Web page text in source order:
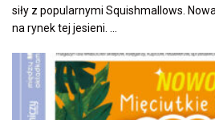
siły z popularnymi Squishmallows.
na rynek tej jesieni. ...